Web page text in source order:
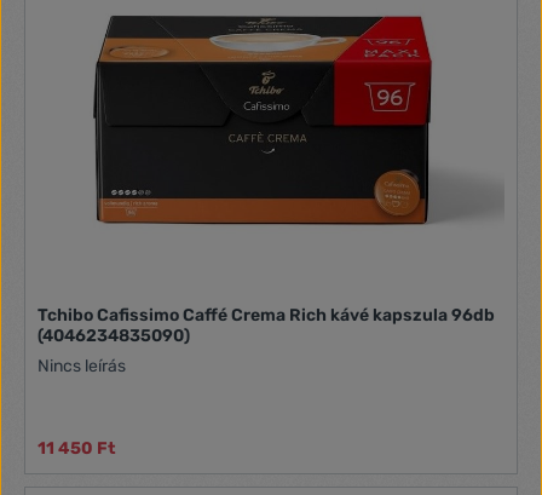
Tchibo Cafissimo Caffé Crema Rich kávé kapszula 96db
(4046234835090)
Nincs leírás
11 450 Ft